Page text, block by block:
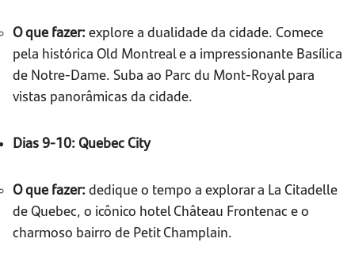
O que fazer: explore a dualidade da cidade. Comece
pela histórica Old Montreal e a impressionante Basílica
de Notre-Dame. Suba ao Parc du Mont-Royal para
vistas panorâmicas da cidade.
Dias 9-10: Quebec City
O que fazer: dedique o tempo a explorar a La Citadelle
de Quebec, o icônico hotel Château Frontenac e o
charmoso bairro de Petit Champlain.